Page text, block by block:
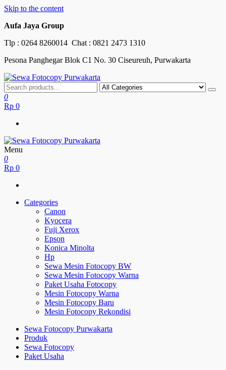
Skip to the content
Aufa Jaya Group
Tlp : 0264 8260014 Chat : 0821 2473 1310
Pesona Panghegar Blok C1 No. 30 Ciseureuh, Purwakarta
Sewa Fotocopy Purwakarta
Free Maintenance
0
Rp 0
Sewa Fotocopy Purwakarta
Free Maintenance
Menu
0
Rp 0
Categories
Canon
Kyocera
Fuji Xerox
Epson
Konica Minolta
Hp
Sewa Mesin Fotocopy BW
Sewa Mesin Fotocopy Warna
Paket Usaha Fotocopy
Mesin Fotocopy Warna
Mesin Fotocopy Baru
Mesin Fotocopy Rekondisi
Sewa Fotocopy Purwakarta
Produk
Sewa Fotocopy
Paket Usaha